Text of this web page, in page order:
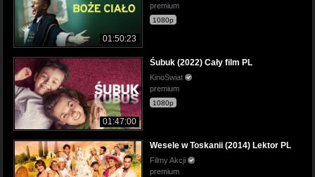
01:50:23
premium
1080p
01:47:00
Śubuk (2022) Cały film PL
KinoSwiat
premium
1080p
Wesele w Toskanii (2014) Lektor PL
Filmy Akcji
premium